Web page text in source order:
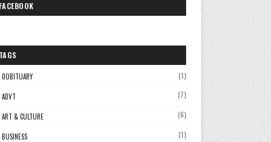
FACEBOOK
TAGS
0OBITUARY (1)
ADVT (7)
ART & CULTURE (6)
BUSINESS (1)